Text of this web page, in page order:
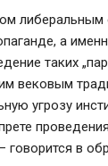
а
таких
вековым
угрозу
говорится в